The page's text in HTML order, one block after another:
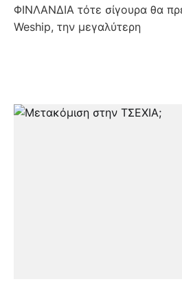
ΦΙΝΛΑΝΔΙΑ τότε σίγουρα θα
Weship, την μεγαλύτερη